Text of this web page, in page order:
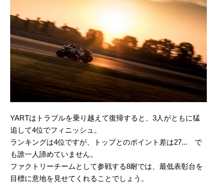
YARTはトラブルを乗り越えて復帰すると、3人がともに猛
追して4位でフィニッシュ。
ランキングは4位ですが、トップとのポイント差は27... で
も誰一人諦めていません。
ファクトリーチームとして参戦する8耐では、最低表彰台を
目標に意地を見せてくれることでしょう。